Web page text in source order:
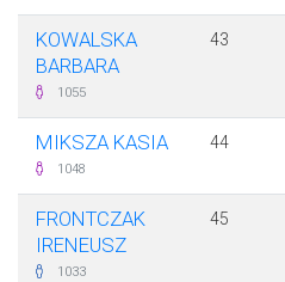
KOWALSKA
BARBARA
1055
43
MIKSZA KASIA
1048
44
FRONTCZAK
IRENEUSZ
1033
45